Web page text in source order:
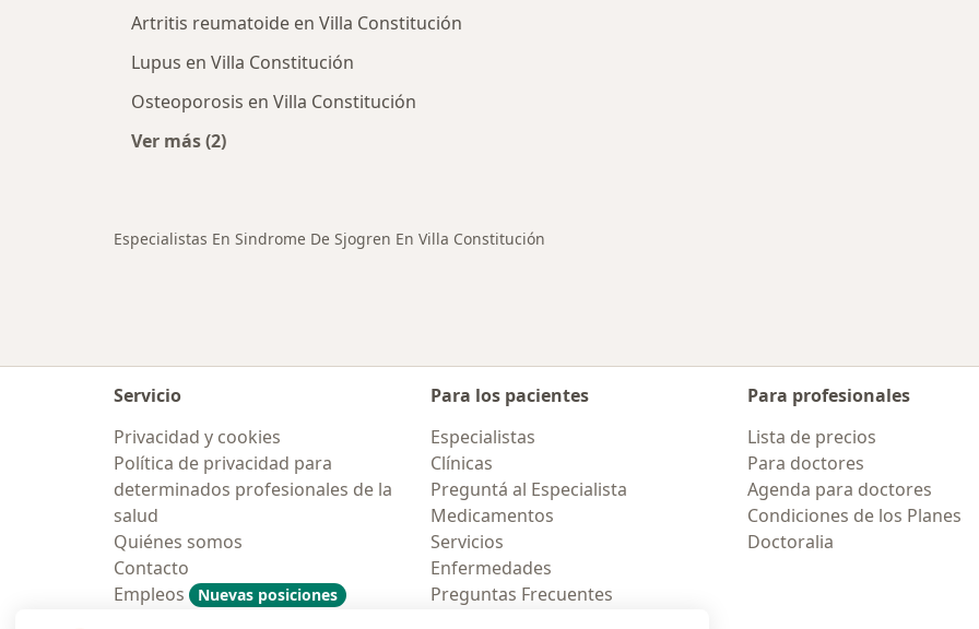
Artritis reumatoide en Villa Constitución
Lupus en Villa Constitución
Osteoporosis en Villa Constitución
Ver más (2)
Especialistas En Sindrome De Sjogren En Villa Constitución
Servicio
Privacidad y cookies
Política de privacidad para
determinados profesionales de la
salud
Quiénes somos
Contacto
Empleos
Nuevas posiciones
Para los pacientes
Especialistas
Clínicas
Preguntá al Especialista
Medicamentos
Servicios
Enfermedades
Preguntas Frecuentes
Para profesionales
Lista de precios
Para doctores
Agenda para doctores
Condiciones de los Planes
Doctoralia